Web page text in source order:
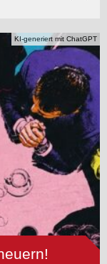
KI-generiert mit ChatGPT